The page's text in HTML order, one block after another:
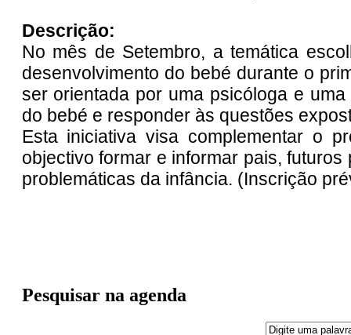
Descrição:
No mês de Setembro, a temática
desenvolvimento do bebé durante o
ser orientada por uma psicóloga e
do bebé e responder às questões
Esta iniciativa visa complementar o
objectivo formar e informar pais,
problemáticas da infância. (Inscrição
Pesquisar na agenda